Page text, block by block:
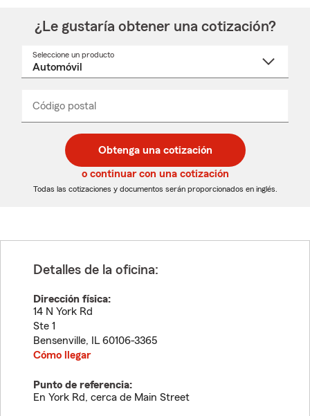
¿Le gustaría obtener una cotización?
Seleccione un producto
desplegable
Código postal
de
5
dígitos
de
5
dígitos
_____
Obtenga una cotización
o continuar con una cotización
Todas las cotizaciones y documentos serán proporcionados en inglés.
Detalles de la oficina:
Dirección física:
14 N York Rd
Ste 1
Bensenville, IL 60106-3365
Cómo llegar
Punto de referencia:
En York Rd, cerca de Main Street